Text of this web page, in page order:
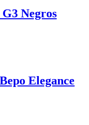
Negros
Elegance